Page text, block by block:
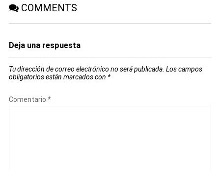
COMMENTS
Deja una respuesta
Tu dirección de correo electrónico no será publicada. Los campos
obligatorios están marcados con *
Comentario *